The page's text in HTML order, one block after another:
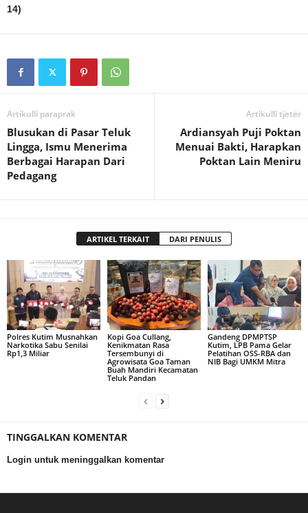
14)
Artikulli paraprak
Blusukan di Pasar Teluk
Lingga, Ismu Menerima
Berbagai Harapan Dari
Pedagang
Artikulli tjetër
Ardiansyah Puji Poktan
Menuai Bakti, Harapkan
Poktan Lain Meniru
ARTIKEL TERKAIT DARI PENULIS
Polres Kutim Musnahkan
Narkotika Sabu Senilai
Rp1,3 Miliar
Kopi Goa Cullang,
Kenikmatan Rasa
Tersembunyi di
Agrowisata Goa Taman
Buah Mandiri Kecamatan
Teluk Pandan
Gandeng DPMPTSP
Kutim, LPB Pama Gelar
Pelatihan OSS-RBA dan
NIB Bagi UMKM Mitra
TINGGALKAN KOMENTAR
Login untuk meninggalkan komentar